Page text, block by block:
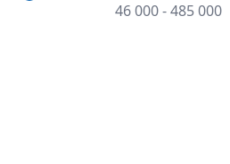
46 000-485 000